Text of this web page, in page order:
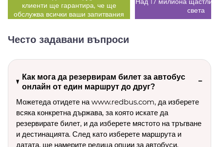
клиенти ще гарантира, че ще
обслужва всички ваши запитвания
света
Често задавани въпроси
Как мога да резервирам билет за автобус
онлайн от един маршрут до друг?
Можетеда отидете на www.redbus.com, да изберете
всяка конкретна държава, за която искате да
резервирате билет, и да изберете мястото на тръгване
и дестинацията. След като изберете маршрута и
датата, ще намерите редица опции за автобуси.